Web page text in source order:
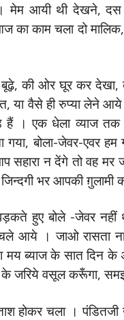
मेम आयी थी देखने, दस
का काम चला दो
की ओर घूर कर देखा,
या वैसे ही रुप्या लेने
हैं । एक धेला व्याज तक
गया, बोला-जेवर-एवर
सहारा न देंगे तो वह मर
भर आपकी ग़ुलामी
हुए बोले -जेवर नहीं
आये । जाओ रासता
मय ब्याज के सात दिन के
के जरिये वसूल करूँगा,
होकर चला ।